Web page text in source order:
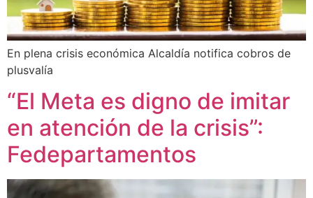
En plena crisis económica Alcaldía notifica cobros de
plusvalía
“El Meta es digno de imitar
en atención de la crisis”:
Fedepartamentos